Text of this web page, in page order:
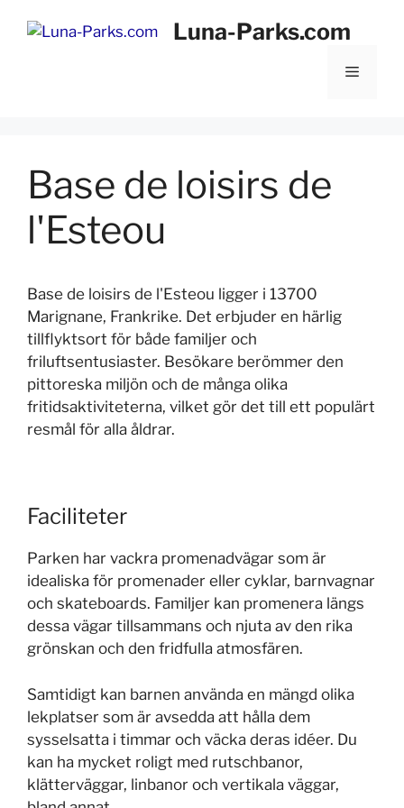
Luna-Parks.com
Meny
Base de loisirs de
l'Esteou
Base de loisirs de l'Esteou ligger i 13700
Marignane, Frankrike. Det erbjuder en härlig
tillflyktsort för både familjer och
friluftsentusiaster. Besökare berömmer den
pittoreska miljön och de många olika
fritidsaktiviteterna, vilket gör det till ett populärt
resmål för alla åldrar.
Faciliteter
Parken har vackra promenadvägar som är
idealiska för promenader eller cyklar, barnvagnar
och skateboards. Familjer kan promenera längs
dessa vägar tillsammans och njuta av den rika
grönskan och den fridfulla atmosfären.
Samtidigt kan barnen använda en mängd olika
lekplatser som är avsedda att hålla dem
sysselsatta i timmar och väcka deras idéer. Du
kan ha mycket roligt med rutschbanor,
klätterväggar, linbanor och vertikala väggar,